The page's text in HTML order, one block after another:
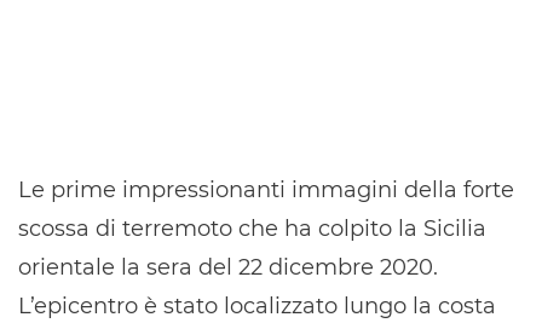
Le prime impressionanti immagini della forte
scossa di terremoto che ha colpito la Sicilia
orientale la sera del 22 dicembre 2020.
L’epicentro è stato localizzato lungo la costa